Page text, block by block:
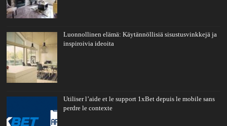
Luonnollinen elämä: Käytännöllisiä sisustusvinkkejä ja
inspiroivia ideoita
Utiliser l’aide et le support 1xBet depuis le mobile sans
perdre le contexte